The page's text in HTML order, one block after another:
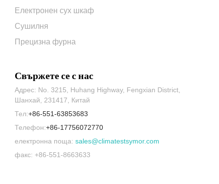
Електронен сух шкаф
Сушилня
Прецизна фурна
Свържете се с нас
Адрес: No. 3215, Huhang Highway, Fengxian District,
Шанхай, 231417, Китай
Тел:+86-551-63853683
Телефон:+86-17756072770
електронна поща: sales@climatestsymor.com
факс: +86-551-8663633